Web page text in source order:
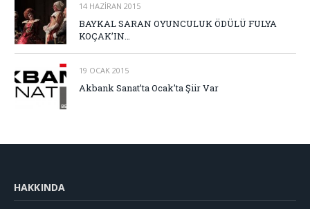
14 HAZIRAN 2015
BAYKAL SARAN OYUNCULUK ÖDÜLÜ FULYA
KOÇAK’IN…
19 OCAK 2015
Akbank Sanat’ta Ocak’ta Şiir Var
HAKKINDA